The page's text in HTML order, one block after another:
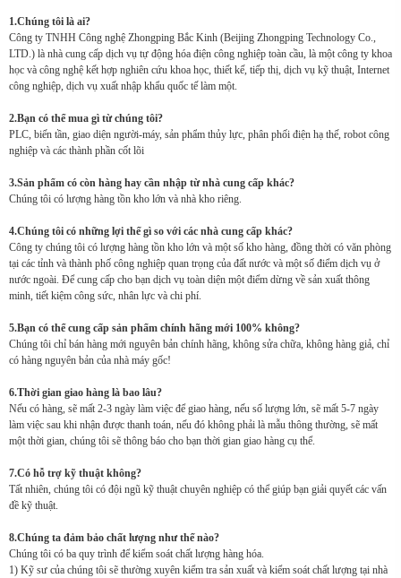
1.Chúng tôi là ai?
Công ty TNHH Công nghệ Zhongping Bắc Kinh (Beijing Zhongping Technology Co.,
LTD.) là nhà cung cấp dịch vụ tự động hóa điện công nghiệp toàn cầu, là một công ty khoa
học và công nghệ kết hợp nghiên cứu khoa học, thiết kế, tiếp thị, dịch vụ kỹ thuật, Internet
công nghiệp, dịch vụ xuất nhập khẩu quốc tế làm một.
2.Bạn có thể mua gì từ chúng tôi?
PLC, biến tần, giao diện người-máy, sản phẩm thủy lực, phân phối điện hạ thế, robot công
nghiệp và các thành phần cốt lõi
3.Sản phẩm có còn hàng hay cần nhập từ nhà cung cấp khác?
Chúng tôi có lượng hàng tồn kho lớn và nhà kho riêng.
4.Chúng tôi có những lợi thế gì so với các nhà cung cấp khác?
Công ty chúng tôi có lượng hàng tồn kho lớn và một số kho hàng, đồng thời có văn phòng
tại các tỉnh và thành phố công nghiệp quan trọng của đất nước và một số điểm dịch vụ ở
nước ngoài. Để cung cấp cho bạn dịch vụ toàn diện một điểm dừng về sản xuất thông
minh, tiết kiệm công sức, nhân lực và chi phí.
5.Bạn có thể cung cấp sản phẩm chính hãng mới 100% không?
Chúng tôi chỉ bán hàng mới nguyên bản chính hãng, không sửa chữa, không hàng giả, chỉ
có hàng nguyên bản của nhà máy gốc!
6.Thời gian giao hàng là bao lâu?
Nếu có hàng, sẽ mất 2-3 ngày làm việc để giao hàng, nếu số lượng lớn, sẽ mất 5-7 ngày
làm việc sau khi nhận được thanh toán, nếu đó không phải là mẫu thông thường, sẽ mất
một thời gian, chúng tôi sẽ thông báo cho bạn thời gian giao hàng cụ thể.
7.Có hỗ trợ kỹ thuật không?
Tất nhiên, chúng tôi có đội ngũ kỹ thuật chuyên nghiệp có thể giúp bạn giải quyết các vấn
đề kỹ thuật.
8.Chúng ta đảm bảo chất lượng như thế nào?
Chúng tôi có ba quy trình để kiểm soát chất lượng hàng hóa.
1) Kỹ sư của chúng tôi sẽ thường xuyên kiểm tra sản xuất và kiểm soát chất lượng tại nhà